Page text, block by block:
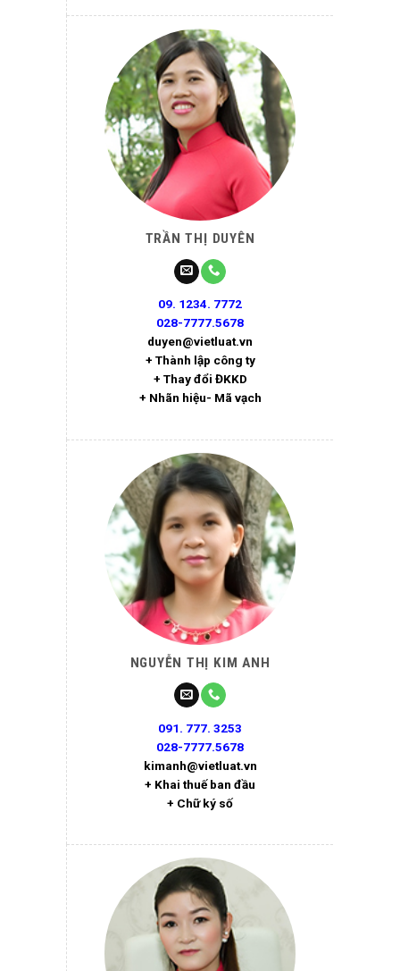
TRẦN THỊ DUYÊN
09. 1234. 7772
028-7777.5678
duyen@vietluat.vn
+ Thành lập công ty
+ Thay đổi ĐKKD
+ Nhãn hiệu- Mã vạch
NGUYỄN THỊ KIM ANH
091. 777. 3253
028-7777.5678
kimanh@vietluat.vn
+ Khai thuế ban đầu
+ Chữ ký số